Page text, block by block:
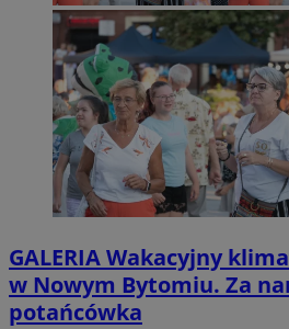
GALERIAWakacyjny
w Nowym Bytomiu. Za
potańcówka